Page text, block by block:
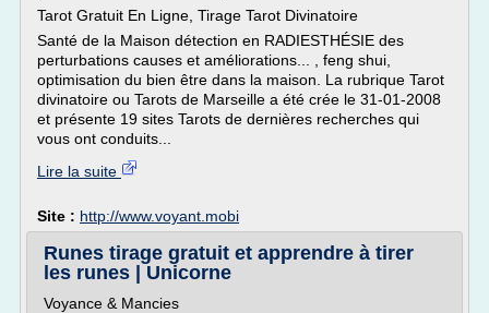
Tarot Gratuit En Ligne, Tirage Tarot Divinatoire
Santé de la Maison détection en RADIESTHÉSIE des
perturbations causes et améliorations... , feng shui,
optimisation du bien être dans la maison. La rubrique Tarot
divinatoire ou Tarots de Marseille a été crée le 31-01-2008
et présente 19 sites Tarots de dernières recherches qui
vous ont conduits...
Lire la suite
Site : http://www.voyant.mobi
Runes tirage gratuit et apprendre à tirer
les runes | Unicorne
Voyance & Mancies